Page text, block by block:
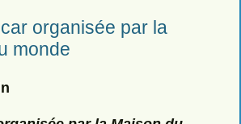
organisée par la
monde